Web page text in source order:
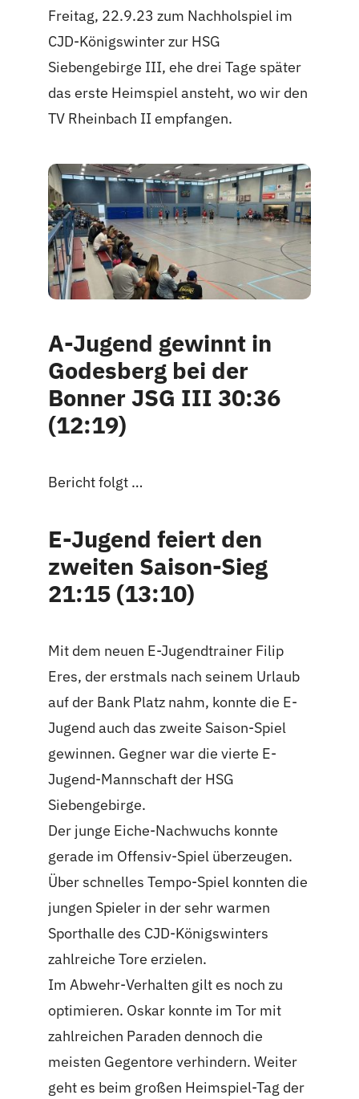
Freitag, 22.9.23 zum Nachholspiel im
CJD-Königswinter zur HSG
Siebengebirge III, ehe drei Tage später
das erste Heimspiel ansteht, wo wir den
TV Rheinbach II empfangen.
A-Jugend gewinnt in
Godesberg bei der
Bonner JSG III 30:36
(12:19)
Bericht folgt …
E-Jugend feiert den
zweiten Saison-Sieg
21:15 (13:10)
Mit dem neuen E-Jugendtrainer Filip
Eres, der erstmals nach seinem Urlaub
auf der Bank Platz nahm, konnte die E-
Jugend auch das zweite Saison-Spiel
gewinnen. Gegner war die vierte E-
Jugend-Mannschaft der HSG
Siebengebirge.
Der junge Eiche-Nachwuchs konnte
gerade im Offensiv-Spiel überzeugen.
Über schnelles Tempo-Spiel konnten die
jungen Spieler in der sehr warmen
Sporthalle des CJD-Königswinters
zahlreiche Tore erzielen.
Im Abwehr-Verhalten gilt es noch zu
optimieren. Oskar konnte im Tor mit
zahlreichen Paraden dennoch die
meisten Gegentore verhindern. Weiter
geht es beim großen Heimspiel-Tag der